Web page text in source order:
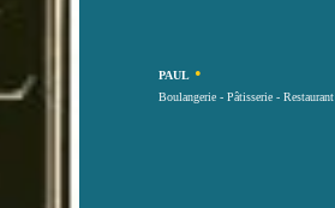
PAUL •
Boulangerie - Pâtisserie - Restaurant